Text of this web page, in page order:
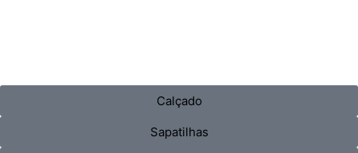
Calçado
Sapatilhas